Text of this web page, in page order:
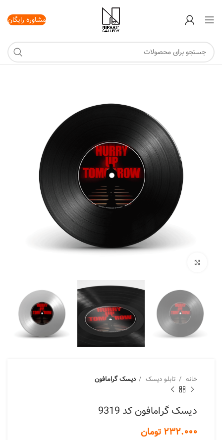
مشاوره رایگان
خانه تابلو دیسک دیسک گرامافون
دیسک گرامافون کد 9319
تومان